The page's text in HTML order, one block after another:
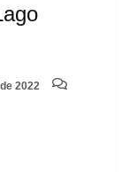
2022